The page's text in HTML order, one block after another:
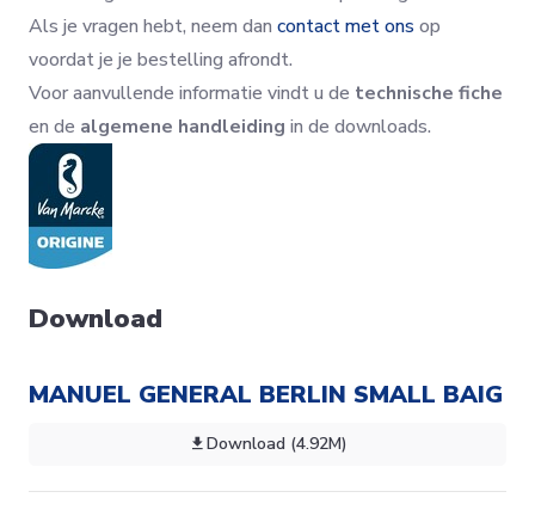
Als je vragen hebt, neem dan contact met ons op
voordat je je bestelling afrondt.
Voor aanvullende informatie vindt u de technische fiche
en de algemene handleiding in de downloads.
Download
MANUEL GENERAL BERLIN SMALL BAIG
Download (4.92M)